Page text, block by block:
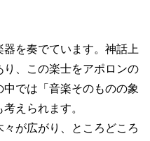
を奏でています。神話上
、この楽士をアポロンの
では「音楽そのものの象
えられます。
が広がり、ところどころ